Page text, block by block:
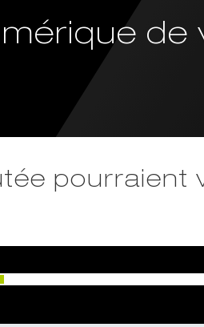
de
pourraient